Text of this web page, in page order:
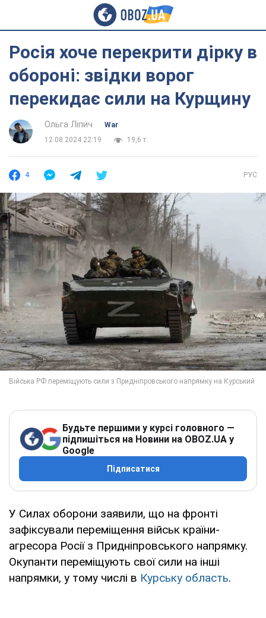
Росія хоче перекрити дірку в
обороні: звідки ворог
перекидає сили на Курщину
Ольга Ліпич
War
12.08.2024 22:19
19,6 т.
4 РУС
Будьте першими у курсі головного —
підпишіться на Новини на OBOZ.UA у
Google
Підписатися
У Силах оборони заявили, що на фронті
зафіксували переміщення військ країни-
агресора Росії з Придніпровського напрямку.
Окупанти переміщують свої сили на інші
напрямки, у тому числі в Курську область.